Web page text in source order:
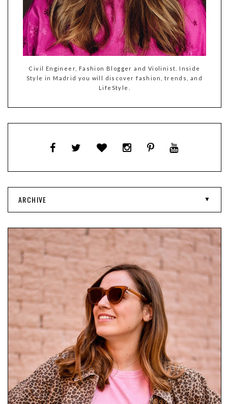
Civil Engineer, Fashion Blogger and Violinist. Inside
Style in Madrid you will discover fashion, trends, and
LifeStyle.
ARCHIVE